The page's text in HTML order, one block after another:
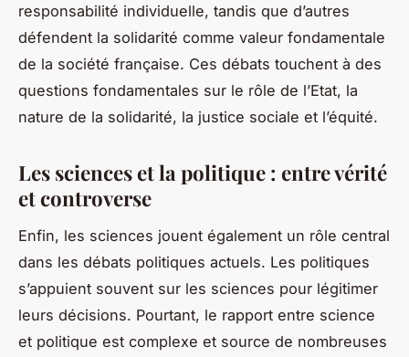
responsabilité individuelle, tandis que d’autres
défendent la solidarité comme valeur fondamentale
de la société française. Ces débats touchent à des
questions fondamentales sur le rôle de l’Etat, la
nature de la solidarité, la justice sociale et l’équité.
Les sciences et la politique : entre vérité
et controverse
Enfin, les sciences jouent également un rôle central
dans les débats politiques actuels. Les politiques
s’appuient souvent sur les sciences pour légitimer
leurs décisions. Pourtant, le rapport entre science
et politique est complexe et source de nombreuses